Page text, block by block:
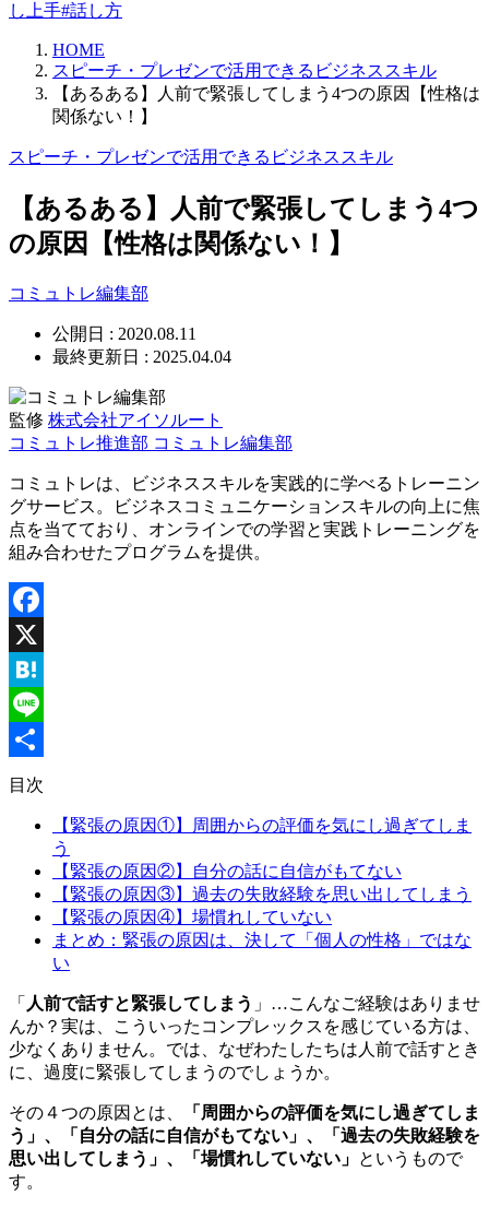
し上手#話し方
HOME
スピーチ・プレゼンで活用できるビジネススキル
【あるある】人前で緊張してしまう4つの原因【性格は
関係ない！】
スピーチ・プレゼンで活用できるビジネススキル
【あるある】人前で緊張してしまう4つ
の原因【性格は関係ない！】
コミュトレ編集部
公開日 : 2020.08.11
最終更新日 : 2025.04.04
監修 株式会社アイソルート
コミュトレ推進部 コミュトレ編集部
コミュトレは、ビジネススキルを実践的に学べるトレーニン
グサービス。ビジネスコミュニケーションスキルの向上に焦
点を当てており、オンラインでの学習と実践トレーニングを
組み合わせたプログラムを提供。
Facebook
X
Hatena
Line
共
目次
【緊張の原因①】周囲からの評価を気にし過ぎてしま
う
【緊張の原因②】自分の話に自信がもてない
【緊張の原因③】過去の失敗経験を思い出してしまう
【緊張の原因④】場慣れしていない
まとめ：緊張の原因は、決して「個人の性格」ではな
い
「 人前で話すと緊張してしまう 」 …こんなご経験はありませ
んか？実は、こういった コンプレックスを感じている方は
少なくありません。 では、 なぜわたしたちは人前で話すとき
に、過度に緊張してしまうのでしょうか。
その４つの原因 とは、
「周囲からの評価を気にし過ぎてしま
う」、「自分の話に自信がもてない」、「過去の失敗経験を
思い出してしまう」、「場慣れしていない」 というもので
す。